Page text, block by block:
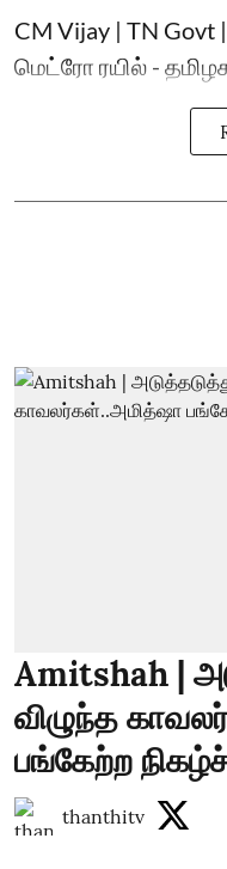
CM Vijay | TN
மெட்ரோ ரயில் - தமிழக
Amitshah |
விழுந்த
பங்கேற்ற
thanthitv